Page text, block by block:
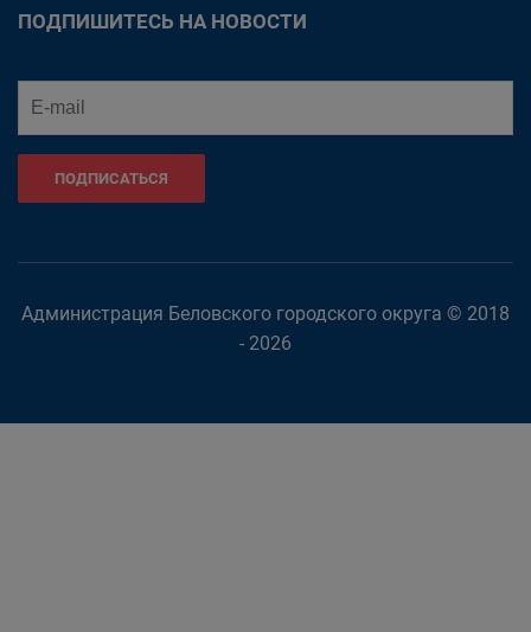
ПОДПИШИТЕСЬ НА НОВОСТИ
ПОДПИСАТЬСЯ
Администрация Беловского городского округа © 2018
- 2026